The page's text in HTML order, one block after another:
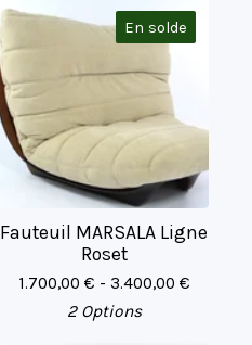
En solde
Fauteuil MARSALA Ligne
Roset
1.700,00 € - 3.400,00 €
2 Options